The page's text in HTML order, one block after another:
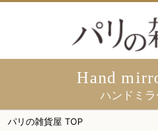
Hand
ハンドミ
パリの雑貨屋 TOP